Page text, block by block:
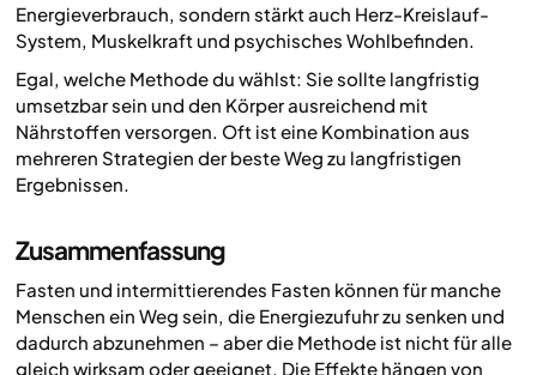
Energieverbrauch, sondern stärkt auch Herz-Kreislauf-
System, Muskelkraft und psychisches Wohlbefinden.
Egal, welche Methode du wählst: Sie sollte langfristig
umsetzbar sein und den Körper ausreichend mit
Nährstoffen versorgen. Oft ist eine Kombination aus
mehreren Strategien der beste Weg zu langfristigen
Ergebnissen.
Zusammenfassung
Fasten und intermittierendes Fasten können für manche
Menschen ein Weg sein, die Energiezufuhr zu senken und
dadurch abzunehmen – aber die Methode ist nicht für alle
gleich wirksam oder geeignet. Die Effekte hängen von